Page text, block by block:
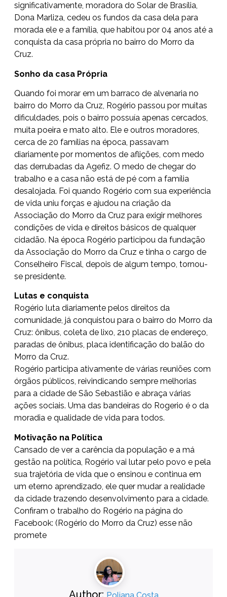
significativamente, moradora do Solar de Brasília,
Dona Marliza, cedeu os fundos da casa dela para
morada ele e a família, que habitou por 04 anos até a
conquista da casa própria no bairro do Morro da
Cruz.
Sonho da casa Própria
Quando foi morar em um barraco de alvenaria no
bairro do Morro da Cruz, Rogério passou por muitas
dificuldades, pois o bairro possuía apenas cercados,
muita poeira e mato alto. Ele e outros moradores,
cerca de 20 famílias na época, passavam
diariamente por momentos de aflições, com medo
das derrubadas da Agefiz. O medo de chegar do
trabalho e a casa não está de pé com a família
desalojada. Foi quando Rogério com sua experiência
de vida uniu forças e ajudou na criação da
Associação do Morro da Cruz para exigir melhores
condições de vida e direitos básicos de qualquer
cidadão. Na época Rogério participou da fundação
da Associação do Morro da Cruz e tinha o cargo de
Conselheiro Fiscal, depois de algum tempo, tornou-
se presidente.
Lutas e conquista
Rogério luta diariamente pelos direitos da
comunidade, já conquistou para o bairro do Morro da
Cruz: ônibus, coleta de lixo, 210 placas de endereço,
paradas de ônibus, placa identificação do balão do
Morro da Cruz.
Rogério participa ativamente de várias reuniões com
órgãos públicos, reivindicando sempre melhorias
para a cidade de São Sebastião e abraça várias
ações sociais. Uma das bandeiras do Rogerio é o da
moradia e qualidade de vida para todos.
Motivação na Política
Cansado de ver a carência da população e a má
gestão na política, Rogério vai lutar pelo povo e pela
sua trajetória de vida que o ensinou e continua em
um eterno aprendizado, ele quer mudar a realidade
da cidade trazendo desenvolvimento para a cidade.
Confiram o trabalho do Rogério na página do
Facebook: (Rogério do Morro da Cruz) esse não
promete